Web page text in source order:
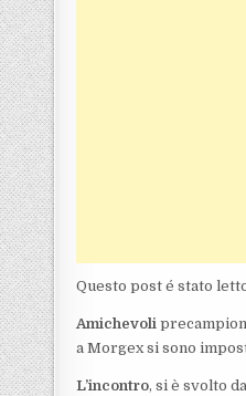
Questo post é stato
Amichevoli
a Morgex si sono
L’incontro, si è svolto